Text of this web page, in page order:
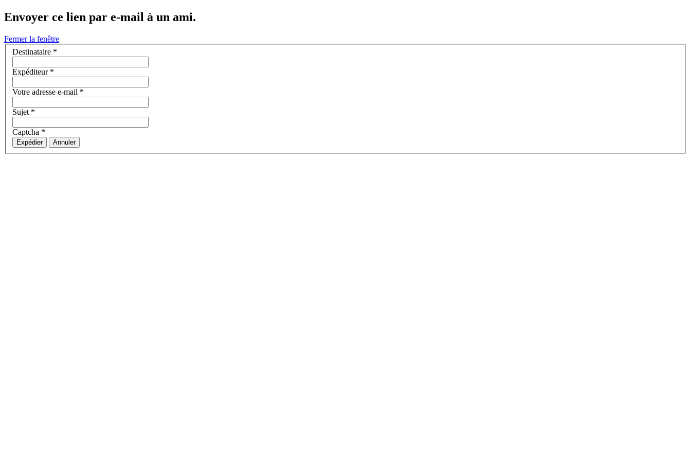
Envoyer ce lien par e-mail à un ami.
Fermer la fenêtre
Destinataire *
Expéditeur*
Votre adresse e-mail *
Sujet*
Captcha *
Expédier Annuler